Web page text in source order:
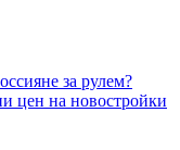
за рулем?
цен на новостройки